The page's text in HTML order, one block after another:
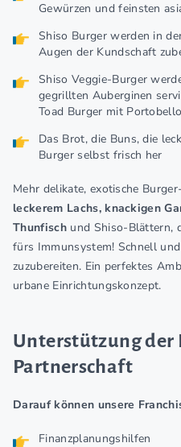
Gewürzen und feinsten
Shiso Burger werden in
Augen der Kundschaft
Shiso Veggie-Burger
gegrillten Auberginen
Toad Burger mit
Das Brot, die Buns, die
Burger selbst frisch her
Mehr delikate, exotische
leckerem Lachs, knackigen
Thunfischund Shiso-Blättern,
fürs Immunsystem! Schnell
zuzubereiten. Ein perfektes
urbane Einrichtungskonzept.
Unterstützung der
Partnerschaft
Darauf können unsere
Finanzplanungshilfen